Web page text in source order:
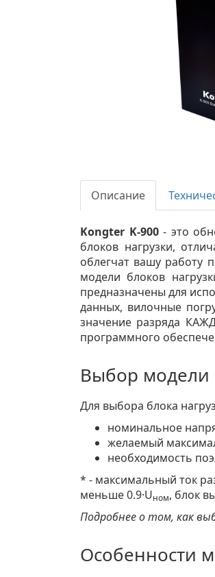
Описание
Kongter K-900- это
блоков нагрузки,
облегчат вашу работу
модели блоков
предназначены для
данных, вилочные
значение разряда
программного
Выбор модели
Для выбора блока
номинальное
желаемый
необходимость
* - максимальный ток
меньше 0.9·Uном, блок
Подробнее о том, как
Особенности